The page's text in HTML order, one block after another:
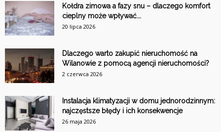
Kołdra zimowa a fazy snu – dlaczego komfort
cieplny może wpływać...
20 lipca 2026
Dlaczego warto zakupić nieruchomość na
Wilanowie z pomocą agencji nieruchomości?
2 czerwca 2026
Instalacja klimatyzacji w domu jednorodzinnym:
najczęstsze błędy i ich konsekwencje
26 maja 2026